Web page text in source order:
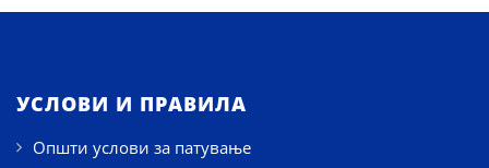
УСЛОВИ И ПРАВИЛА
Општи услови за патување